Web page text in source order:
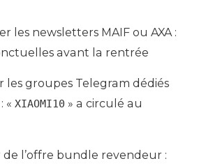
les newsletters MAIF ou AXA :
avant la rentrée
les groupes Telegram dédiés
« XIAOMI10 » a circulé au
de l’offre bundle revendeur :